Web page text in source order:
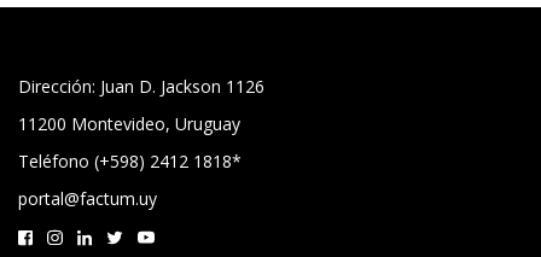
Dirección: Juan D. Jackson 1126
11200 Montevideo, Uruguay
Teléfono (+598) 2412 1818*
portal@factum.uy